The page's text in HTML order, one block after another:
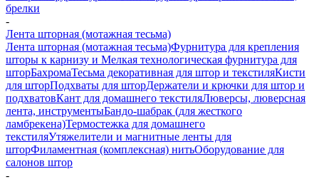
брелки
-
Лента шторная (мотажная тесьма)
Лента шторная (мотажная тесьма)Фурнитура для крепления
шторы к карнизу и Мелкая технологическая фурнитура для
шторБахромаТесьма декоративная для штор и текстиляКисти
для шторПодхваты для шторДержатели и крючки для штор и
подхватовКант для домашнего текстиляЛюверсы, люверсная
лента, инструментыБандо-шабрак (для жесткого
ламбрекена)Термостежка для домашнего
текстиляУтяжелители и магнитные ленты для
шторФиламентная (комплексная) нитьОборудование для
салонов штор
-